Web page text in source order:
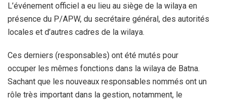
L’événement officiel a eu lieu au siège de la wilaya en
présence du P/APW, du secrétaire général, des autorités
locales et d’autres cadres de la wilaya.
Ces derniers (responsables) ont été mutés pour
occuper les mêmes fonctions dans la wilaya de Batna.
Sachant que les nouveaux responsables nommés ont un
rôle très important dans la gestion, notamment, le